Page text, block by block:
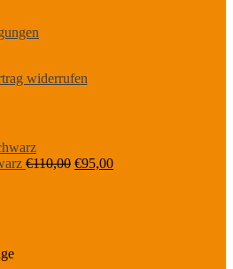
widerrufen
€110,00 Ursprünglicher
€95,00Aktueller